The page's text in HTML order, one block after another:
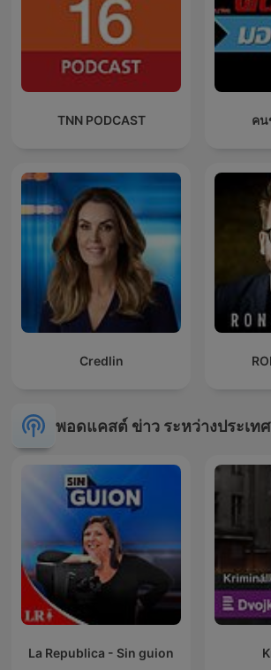
TNN PODCAST คน
Credlin
พอดแคสต์ ข่าว ระหว่างประเทศ
La Republica - Sin guion